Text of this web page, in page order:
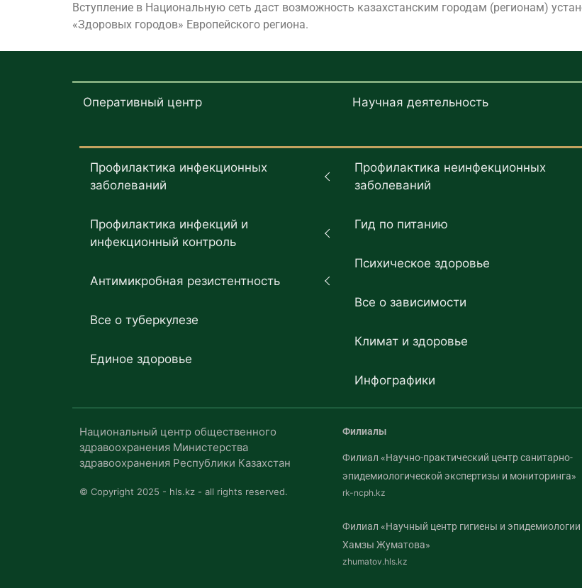
Вступление в Национальную сеть даст возможность казахстанским городам (регионам)
«Здоровых городов» Европейского региона.
Оперативный центр Научная деятельность
Профилактика инфекционных
заболеваний
Профилактика инфекций и
инфекционный контроль
Антимикробная резистентность
Все о туберкулезе
Единое здоровье
Профилактика неинфекционных
заболеваний
Гид по питанию
Психическое здоровье
Все о зависимости
Климат и здоровье
Инфографики
Национальный центр общественного
здравоохранения Министерства
здравоохранения Республики Казахстан
© Copyright 2025 - hls.kz - all rights reserved.
Филиалы
Филиал «Научно-практический центр санитарно-
эпидемиологической экспертизы и мониторинга»
rk-ncph.kz
Филиал «Научный центр гигиены и
Хамзы Жуматова»
zhumatov.hls.kz